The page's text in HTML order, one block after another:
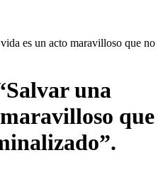
es un acto maravilloso que no
una
que